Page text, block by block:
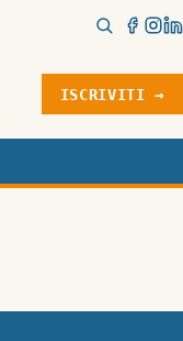
ISCRIVITI →